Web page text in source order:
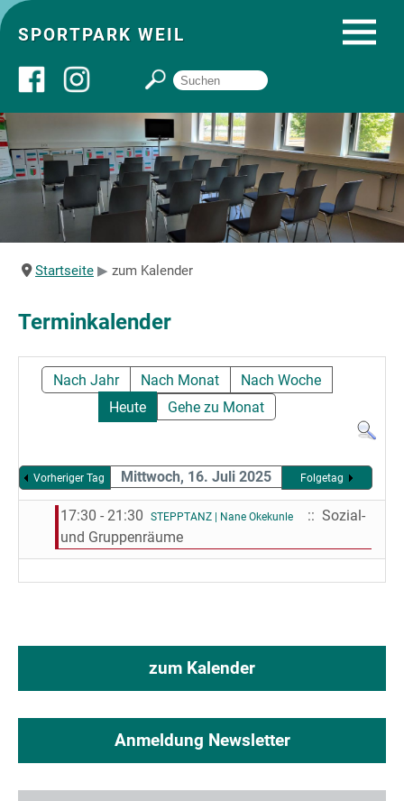
SPORTPARK WEIL
Über uns
Startseite
Angebote
Sportpark
Startseite zum Kalender
Terminkalender
Nach Jahr Nach Monat
Nach Woche
Heute
Gehe zu Monat
Vorheriger Tag Mittwoch, 16. Juli 2025 Folgetag
17:30 - 21:30 STEPPTANZ | Nane Okekunle
:: Sozial-
und Gruppenräume
zum Kalender
Anmeldung Newsletter